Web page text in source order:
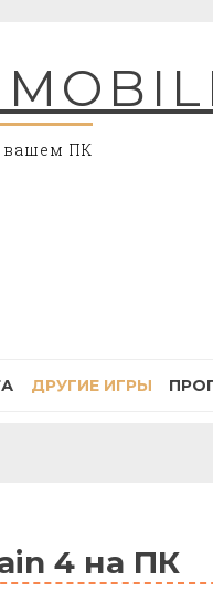
ПК
ДРУГИЕ ИГРЫ
4 на ПК